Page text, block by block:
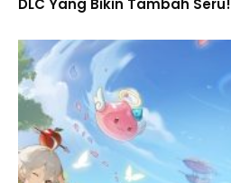
DLC Yang Bikin Tambah Seru!